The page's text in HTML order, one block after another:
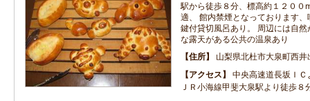
駅から徒歩８分、標高約１２００
適、 館内禁煙となっております
鍵付貸切風呂あり。 周辺には自
な露天がある公共の温泉あり
住所
山梨県北杜市大泉町西
アクセス
中央高速道長坂Ｉ
ＪＲ小海線甲斐大泉駅より徒歩８